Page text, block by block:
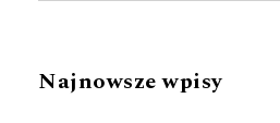
Najnowsze wpisy